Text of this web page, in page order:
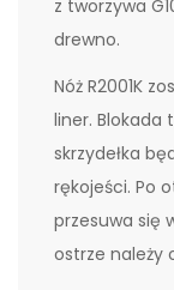
z tworzywa
drewno.
Nóż R2001K
liner. Blokada
skrzydełka
rękojeści. Po
przesuwa się
ostrze należy